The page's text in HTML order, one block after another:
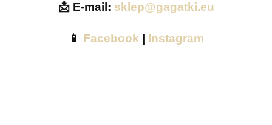
📩 E-mail: sklep@gagatki.eu
📱 Facebook Instagram